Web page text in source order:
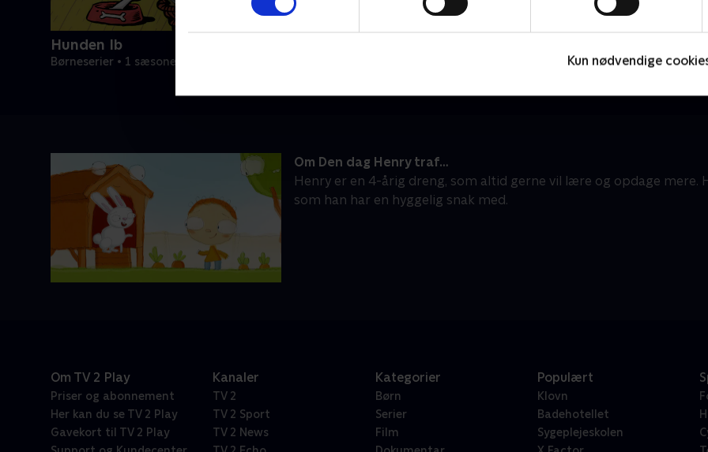
Kun nødvendige
Hunden Ib
Børneserier • 1 sæsoner
Om Den dag Henry traf…
Henry er en 4-årig dreng, som altid gerne vil lære og opdage mere.
som han har en hyggelig snak med.
Om TV 2 Play
Priser og abonnement
Her kan du se TV 2 Play
Gavekort til TV 2 Play
Kanaler
TV 2
TV 2 Sport
TV 2 News
Kategorier
Børn
Serier
Film
Populært
Klovn
Badehotellet
Sygeplejeskolen